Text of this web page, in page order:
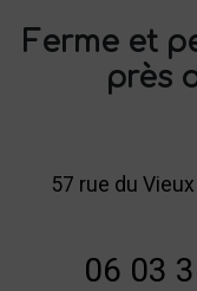
Ferme et
près
57 rue du
06 03